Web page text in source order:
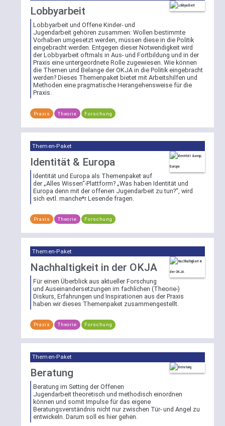
Gruppierung
nutzen
definierten
Bereich
auszuwählen
Einträge
anzeigen
Begriff
gewählten
Bereich
suchen.
Weitere
Suchfunktion
zugewiesenen
Schlagworten
Schlagwortliste
und
wählen
mehrere
aufgelisteten
Schlagworte.
Mehrfachauswahl
Verknüpfung.
Kategorie-
Suche
bereits
Bereich
beschränkt,
Lobbyarbeit
Lobbyarbeit und Offene Kinder- und
Jugendarbeit gehören zusammen: Wollen bestimmte
Vorhaben umgesetzt werden, müssen diese in die Politik
eingebracht werden. Entgegen dieser Notwendigkeit wird
der Lobbyarbeit oftmals in Aus- und Fortbildung und in der
Praxis eine untergeordnete Rolle zugewiesen. Wie können
die Themen und Belange der OKJA in die Politik eingebracht
werden? Dieses Themenpaket bietet mit Arbeitshilfen und
Methoden eine pragmatische Herangehensweise für die
Praxis.
Praxis Theorie Forschung
Themen-Paket
Identität & Europa
Identität und Europa als Themenpaket auf
der „Alles Wissen“-Plattform? „Was haben Identität und
Europa denn mit der offenen Jugendarbeit zu tun?“, wird
sich evtl. manche*r Lesende fragen.
Praxis Theorie Forschung
Themen-Paket
Nachhaltigkeit in der OKJA
Für einen Überblick aus aktueller Forschung
und Auseinandersetzungen im fachlichen (Theorie-)
Diskurs, Erfahrungen und Inspirationen aus der Praxis
haben wir dieses Themenpaket zusammengestellt.
Praxis Theorie Forschung
Themen-Paket
Beratung
Beratung im Setting der Offenen
Jugendarbeit theoretisch und methodisch einordnen
können und somit Impulse für das eigene
Beratungsverständnis nicht nur zwischen Tür- und Angel zu
entwickeln. Darum soll es hier gehen.